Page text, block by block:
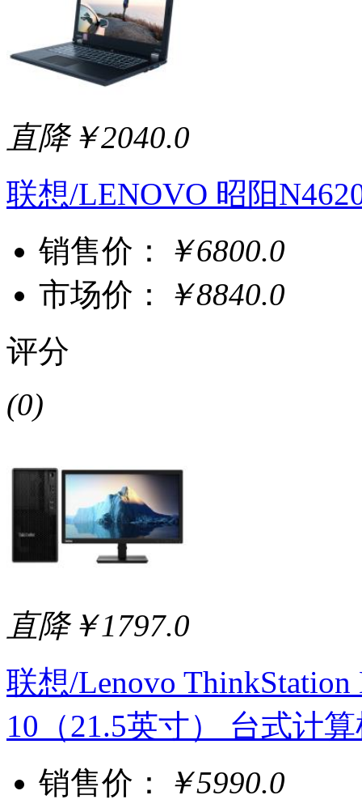
直降￥2040.0
联想/LENOVO 昭阳
销售价：
￥6800.0
市场价：
￥8840.0
评分
(0)
直降￥1797.0
联想/Lenovo
10（21.5英寸） 台式计
销售价：
￥5990.0